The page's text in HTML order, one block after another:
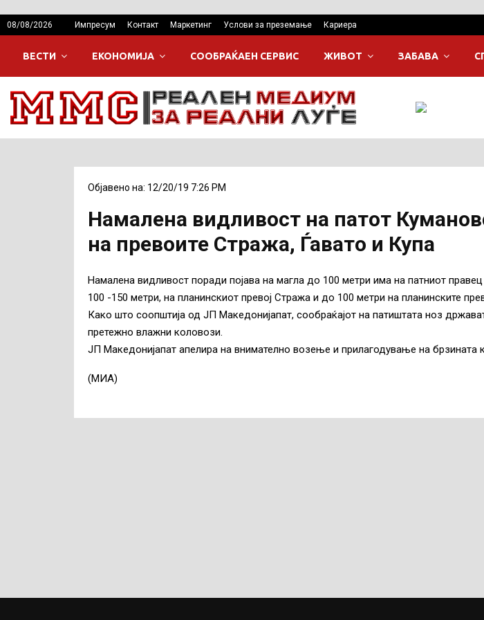
08/08/2026 Импресум Контакт Маркетинг Услови за преземање Кариера
ВЕСТИ ЕКОНОМИЈА СООБРАЌАЕН СЕРВИС ЖИВОТ ЗАБАВА
Објавено на: 12/20/19 7:26 PM
Намалена видливост на патот
на превоите Стража, Ѓавато и Купа
Намалена видливост поради појава на магла до 100 метри има на патниот
100 -150 метри, на планинскиот превој Стража и до 100 метри на планинските
Како што соопштија од ЈП Македонијапат, сообраќајот на патиштата ноз
претежно влажни коловози.
ЈП Македонијапат апелира на внимателно возење и прилагодување на брзината
(МИА)